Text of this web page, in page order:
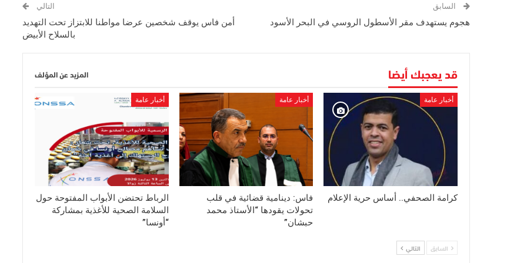
السابق
هجوم يستهدف مقر الأسطول الروسي في البحر الأسود
التالي
أمن فاس يوقف شخصين عرضا مواطنا للابتزاز تحت التهديد
بالسلاح الأبيض
قد يعجبك أيضا المزيد عن المؤلف
أخبار عامة
كرامة الصحفي.. أساس حرية الإعلام
أخبار عامة
فاس: دينامية قضائية في قلب
تحولات يقودها “الأستاذ محمد
حبشان”
أخبار عامة
الرباط تحتضن الأبواب المفتوحة حول
السلامة الصحية للأغذية بمشاركة
“أونسا”
السابق التالي